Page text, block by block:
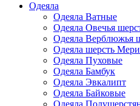
Одеяла
Одеяла Ватные
Одеяла Овечья
Одеяла Верблюжья
Одеяла шерсть
Одеяла Пуховые
Одеяла Бамбук
Одеяла Эвкалипт
Одеяла Байковые
Одеяла